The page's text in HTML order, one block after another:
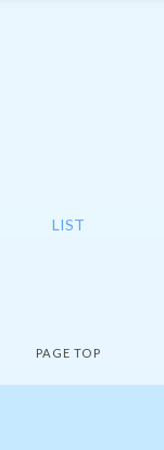
LIST
PAGE TOP